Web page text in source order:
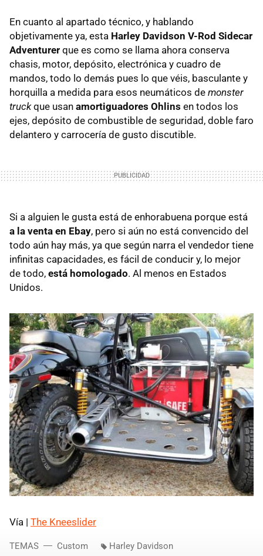
En cuanto al apartado técnico, y hablando
objetivamente ya, esta Harley Davidson V-Rod Sidecar
Adventurer que es como se llama ahora conserva
chasis, motor, depósito, electrónica y cuadro de
mandos, todo lo demás pues lo que véis, basculante y
horquilla a medida para esos neumáticos de monster
truckque usan amortiguadores Ohlins en todos los
ejes, depósito de combustible de seguridad, doble faro
delantero y carrocería de gusto discutible.
Si a alguien le gusta está de enhorabuena porque está
a la venta en Ebay, pero si aún no está convencido del
todo aún hay más, ya que según narra el vendedor tiene
infinitas capacidades, es fácil de conducir y, lo mejor
de todo, está homologado. Al menos en Estados
Unidos.
Vía | The Kneeslider
TEMAS Custom Harley Davidson